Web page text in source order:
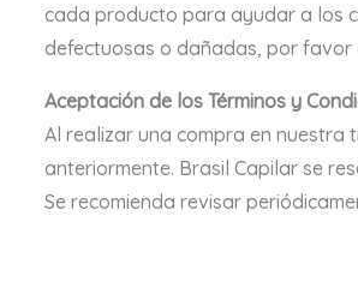
cada producto para ayudar a los
defectuosas o dañadas, por
Aceptación de los Términos y
Al realizar una compra en
anteriormente. Brasil Capilar se
Se recomienda revisar